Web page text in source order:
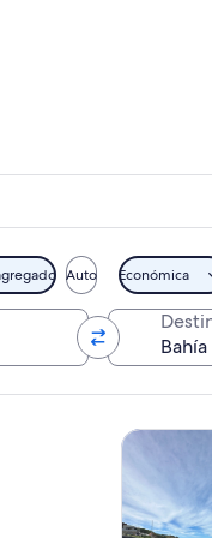
Entrada de
Auto Económica
Tours y